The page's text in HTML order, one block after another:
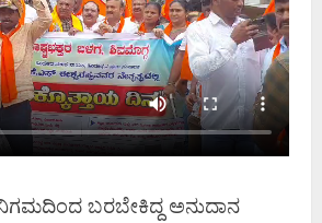
ನಿಗಮದಿಂದ ಬರಬೇಕಿದ್ದ ಅನುದಾನ